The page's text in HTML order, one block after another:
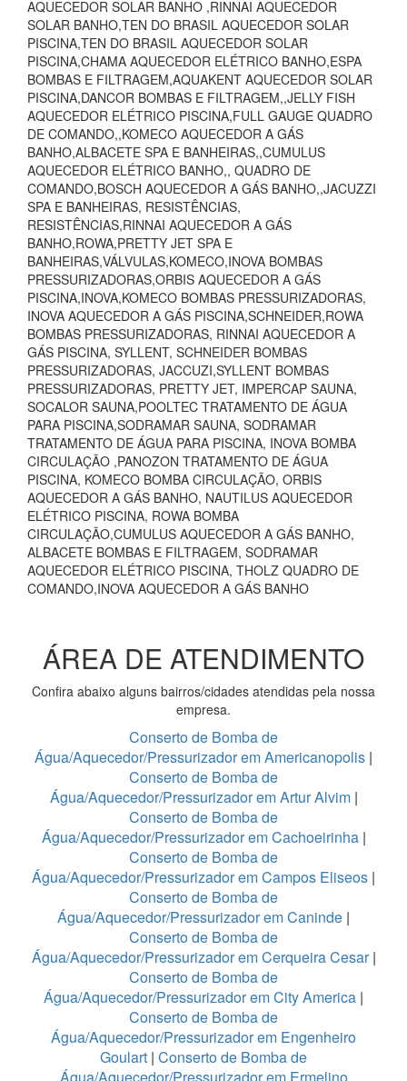
AQUECEDOR SOLAR BANHO ,RINNAI AQUECEDOR
SOLAR BANHO,TEN DO BRASIL AQUECEDOR SOLAR
PISCINA,TEN DO BRASIL AQUECEDOR SOLAR
PISCINA,CHAMA AQUECEDOR ELÉTRICO BANHO,ESPA
BOMBAS E FILTRAGEM,AQUAKENT AQUECEDOR SOLAR
PISCINA,DANCOR BOMBAS E FILTRAGEM,,JELLY FISH
AQUECEDOR ELÉTRICO PISCINA,FULL GAUGE QUADRO
DE COMANDO,,KOMECO AQUECEDOR A GÁS
BANHO,ALBACETE SPA E BANHEIRAS,,CUMULUS
AQUECEDOR ELÉTRICO BANHO,, QUADRO DE
COMANDO,BOSCH AQUECEDOR A GÁS BANHO,,JACUZZI
SPA E BANHEIRAS, RESISTÊNCIAS,
RESISTÊNCIAS,RINNAI AQUECEDOR A GÁS
BANHO,ROWA,PRETTY JET SPA E
BANHEIRAS,VÁLVULAS,KOMECO,INOVA BOMBAS
PRESSURIZADORAS,ORBIS AQUECEDOR A GÁS
PISCINA,INOVA,KOMECO BOMBAS PRESSURIZADORAS,
INOVA AQUECEDOR A GÁS PISCINA,SCHNEIDER,ROWA
BOMBAS PRESSURIZADORAS, RINNAI AQUECEDOR A
GÁS PISCINA, SYLLENT, SCHNEIDER BOMBAS
PRESSURIZADORAS, JACCUZI,SYLLENT BOMBAS
PRESSURIZADORAS, PRETTY JET, IMPERCAP SAUNA,
SOCALOR SAUNA,POOLTEC TRATAMENTO DE ÁGUA
PARA PISCINA,SODRAMAR SAUNA, SODRAMAR
TRATAMENTO DE ÁGUA PARA PISCINA, INOVA BOMBA
CIRCULAÇÃO ,PANOZON TRATAMENTO DE ÁGUA
PISCINA, KOMECO BOMBA CIRCULAÇÃO, ORBIS
AQUECEDOR A GÁS BANHO, NAUTILUS AQUECEDOR
ELÉTRICO PISCINA, ROWA BOMBA
CIRCULAÇÃO,CUMULUS AQUECEDOR A GÁS BANHO,
ALBACETE BOMBAS E FILTRAGEM, SODRAMAR
AQUECEDOR ELÉTRICO PISCINA, THOLZ QUADRO DE
COMANDO,INOVA AQUECEDOR A GÁS BANHO
ÁREA DE ATENDIMENTO
Confira abaixo alguns bairros/cidades atendidas pela nossa
empresa.
Conserto de Bomba de
Água/Aquecedor/Pressurizador em Americanopolis |
Conserto de Bomba de
Água/Aquecedor/Pressurizador em Artur Alvim |
Conserto de Bomba de
Água/Aquecedor/Pressurizador em Cachoeirinha|
Conserto de Bomba de
Água/Aquecedor/Pressurizador em Campos Eliseos |
Conserto de Bomba de
Água/Aquecedor/Pressurizador em Caninde |
Conserto de Bomba de
Água/Aquecedor/Pressurizador em Cerqueira Cesar|
Conserto de Bomba de
Água/Aquecedor/Pressurizador em City America |
Conserto de Bomba de
Água/Aquecedor/Pressurizador em Engenheiro
Goulart | Conserto de Bomba de